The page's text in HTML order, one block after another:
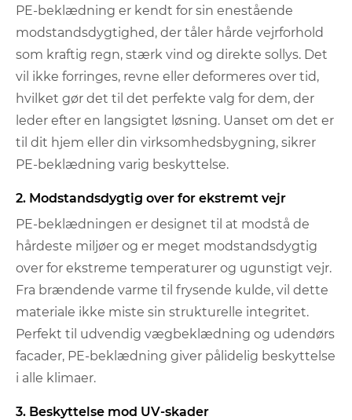
PE-beklædning er kendt for sin enestående
modstandsdygtighed, der tåler hårde vejrforhold
som kraftig regn, stærk vind og direkte sollys. Det
vil ikke forringes, revne eller deformeres over tid,
hvilket gør det til det perfekte valg for dem, der
leder efter en langsigtet løsning. Uanset om det er
til dit hjem eller din virksomhedsbygning, sikrer
PE-beklædning varig beskyttelse.
2. Modstandsdygtig over for ekstremt vejr
PE-beklædningen er designet til at modstå de
hårdeste miljøer og er meget modstandsdygtig
over for ekstreme temperaturer og ugunstigt vejr.
Fra brændende varme til frysende kulde, vil dette
materiale ikke miste sin strukturelle integritet.
Perfekt til udvendig vægbeklædning og udendørs
facader, PE-beklædning giver pålidelig beskyttelse
i alle klimaer.
3. Beskyttelse mod UV-skader